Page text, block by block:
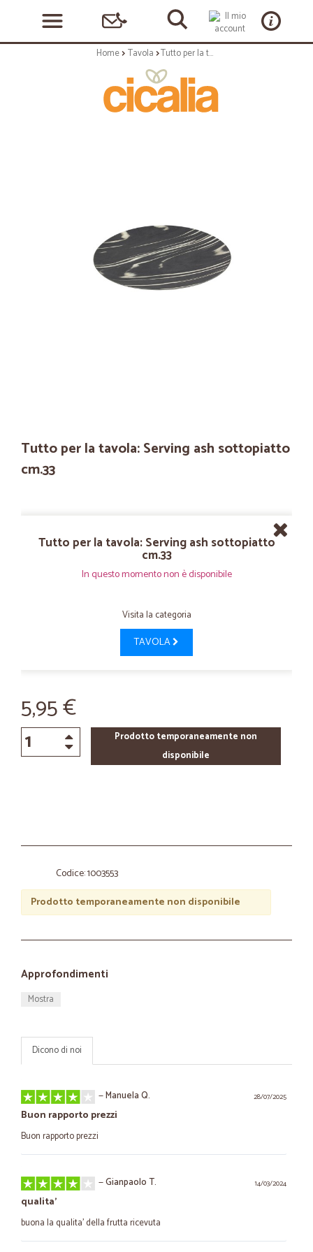
Home Tavola Tutto per la tavola: Serving ash sottopiatto cm.33
Tutto per la tavola: Serving ash sottopiatto
cm.33
Tutto per la tavola: Serving ash sottopiatto
cm.33
In questo momento non è disponibile
Visita la categoria
TAVOLA
5,95 €
Prodotto temporaneamente non
disponibile
Codice: 1003553
Prodotto temporaneamente non disponibile
Approfondimenti
Mostra
Dicono di noi
28/07/2025
—Manuela Q.
Buon rapporto prezzi
Buon rapporto prezzi
14/03/2024
—Gianpaolo T.
qualita'
buona la qualita' della frutta ricevuta